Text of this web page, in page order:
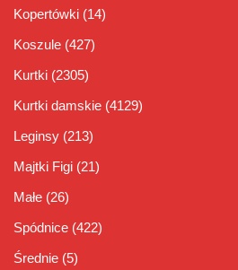
Kopertówki (14)
Koszule (427)
Kurtki (2305)
Kurtki damskie (4129)
Leginsy (213)
Majtki Figi (21)
Małe (26)
Spódnice (422)
Średnie (5)